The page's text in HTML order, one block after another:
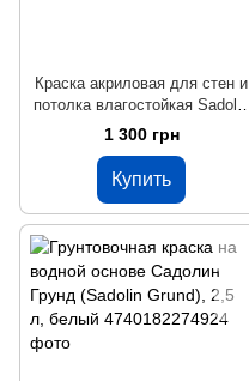
Краска акриловая для стен и
потолка влагостойкая Sadolin
EasyCare Wood&Metal, 0,7 л,
белый
1 300 грн
Купить